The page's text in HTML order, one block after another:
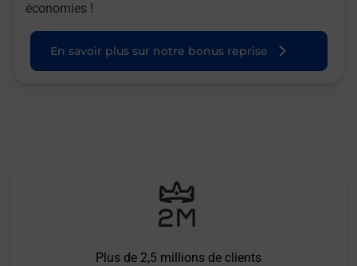
économies !
En savoir plus sur notre bonus reprise
Plus de 2,5 millions de clients